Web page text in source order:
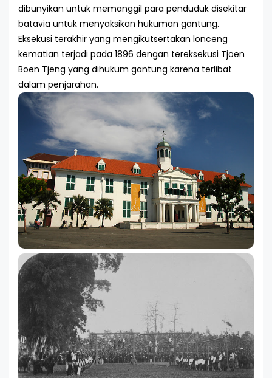
dibunyikan untuk memanggil para penduduk disekitar
batavia untuk menyaksikan hukuman gantung.
Eksekusi terakhir yang mengikutsertakan lonceng
kematian terjadi pada 1896 dengan tereksekusi Tjoen
Boen Tjeng yang dihukum gantung karena terlibat
dalam penjarahan.